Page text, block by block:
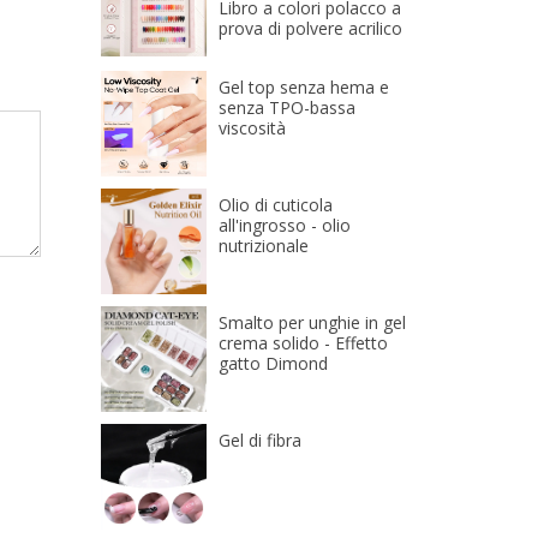
Libro a colori polacco a
prova di polvere acrilico
Gel top senza hema e
senza TPO-bassa
viscosità
Olio di cuticola
all'ingrosso - olio
nutrizionale
Smalto per unghie in gel
crema solido - Effetto
gatto Dimond
Gel di fibra